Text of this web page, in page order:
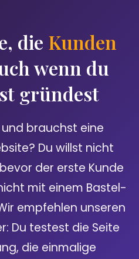
die Kunden
wenn du
gründest
brauchst eine
Du willst nicht
der erste Kunde
mit einem Bastel-
empfehlen unseren
Du testest die Seite
die einmalige